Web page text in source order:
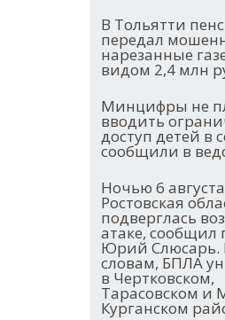
В Тольятти
передал
нарезанные
видом 2,4 млн
Минцифры не
вводить
доступ детей в
сообщили в
Ночью 6 августа
Ростовская
подверглась
атаке, сообщил
Юрий Слюсарь.
словам, БПЛА
в Чертковском,
Тарасовском и
Курганском